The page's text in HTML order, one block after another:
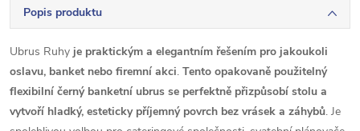
Popis produktu
Ubrus Ruhy je praktickým a elegantním řešením pro jakoukoli
oslavu, banket nebo firemní akci. Tento opakovaně použitelný
flexibilní černý banketní ubrus se perfektně přizpůsobí stolu a
vytvoří hladký, esteticky příjemný povrch bez vrásek a záhybů. Je